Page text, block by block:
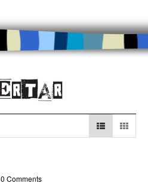
0 Comments